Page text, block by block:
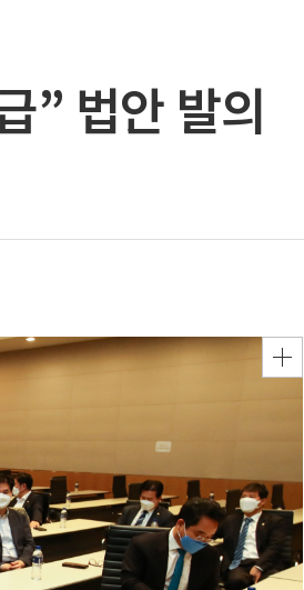
” 법안 발의